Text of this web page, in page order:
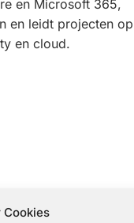
Cookies
en Microsoft 365,
en leidt projecten op
en cloud.